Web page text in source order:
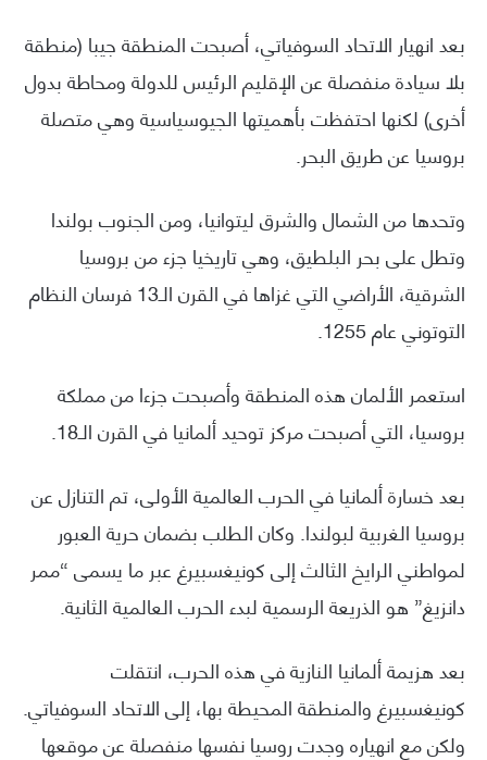
بعد انهيار الاتحاد السوفياتي، أصبحت المنطقة جيبا (منطقة
بلا سيادة منفصلة عن الإقليم الرئيس للدولة ومحاطة بدول
أخرى) لكنها احتفظت بأهميتها الجيوسياسية وهي متصلة
بروسيا عن طريق البحر.
وتحدها من الشمال والشرق ليتوانيا، ومن الجنوب بولندا
وتطل على بحر البلطيق، وهي تاريخيا جزء من بروسيا
الشرقية، الأراضي التي غزاها في القرن الـ13 فرسان النظام
التوتوني عام 1255.
استعمر الألمان هذه المنطقة وأصبحت جزءا من مملكة
بروسيا، التي أصبحت مركز توحيد ألمانيا في القرن الـ18.
بعد خسارة ألمانيا في الحرب العالمية الأولى، تم التنازل عن
بروسيا الغربية لبولندا. وكان الطلب بضمان حرية العبور
لمواطني الرايخ الثالث إلى كونيغسبيرغ عبر ما يسمى “ممر
دانزيغ” هو الذريعة الرسمية لبدء الحرب العالمية الثانية.
بعد هزيمة ألمانيا النازية في هذه الحرب، انتقلت
كونيغسبيرغ والمنطقة المحيطة بها، إلى الاتحاد السوفياتي.
ولكن مع انهياره وجدت روسيا نفسها منفصلة عن موقعها